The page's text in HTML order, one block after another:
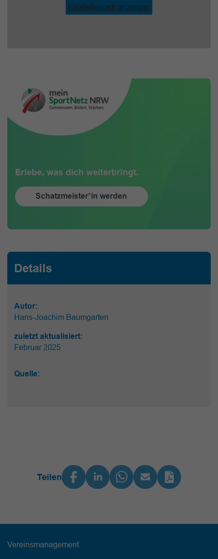
Einstellungen anzeigen
Erlebe, was dich weiterbringt.
Schatzmeister*in werden
Details
Autor:
Hans-Joachim Baumgarten
zuletzt aktualisiert:
Februar 2025
Quelle:
Teilen
Vereinsmanagement